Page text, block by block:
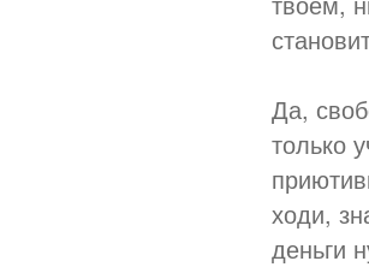
Да,
только
ходи,
деньги